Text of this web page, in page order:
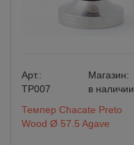
Арт.:
TP007
Магазин:
в наличии
Темпер Chacate Preto
Wood Ø 57.5 Agave